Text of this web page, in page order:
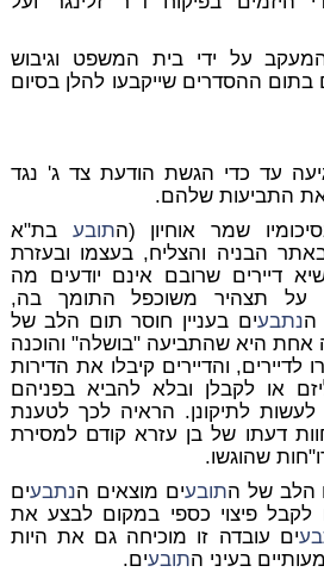
על ידי בית המשפט וגיבוש
בתום ההסדרים שייקבעו להלן בסיום
עד כדי הגשת הודעת צד ג' נגד
את התביעות שלהם.
שמר אוחיון (התובע בת"א
הבניה והצליח, בעצמו ובעזרת
דיירים שרובם אינם יודעים מה
על תצהיר משוכפל התומך בה,
הנתבעים בעניין חוסר תום הלב של
אחת היא שהתביעה "בושלה" והוכנה
לדיירים, והדיירים קיבלו את הדירות
או לקבלן ובלא להביא בפניהם
לעשות לתיקונן. הראיה לכך לטענת
דעתו של בן עזרא קודם למסירת
שהוגשו.
הלב של התובעים מוצאים הנתבעים
לקבל פיצוי כספי במקום לבצע את
ים עובדה זו מוכיחה גם את היות
בעיני התובעים.